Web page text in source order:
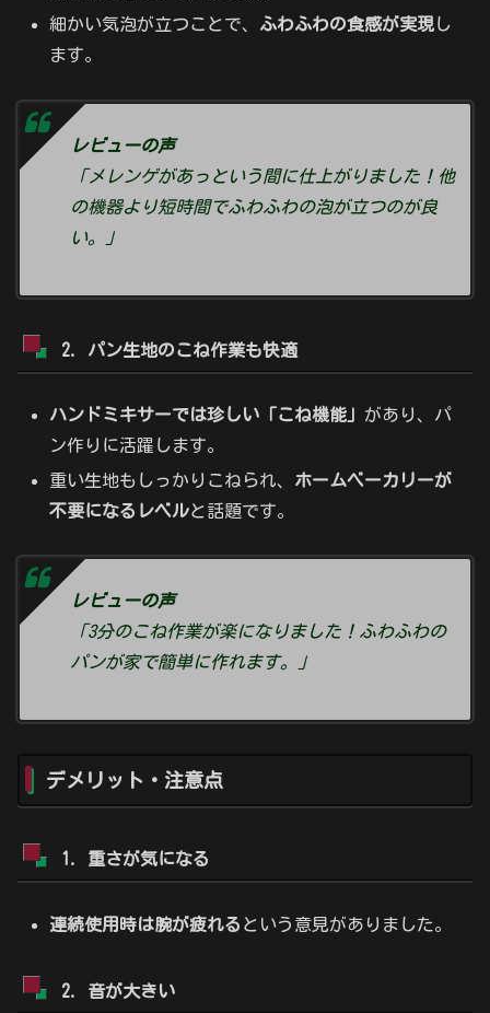
細かい気泡が立つことで、 ふわふわの食感が実現し
ます。
レビューの声
「メレンゲがあっという間に仕上がりました！他
の機器より短時間でふわふわの泡が立つのが良
い。」
2. パン生地のこね作業も快適
ハンドミキサーでは珍しい「こね機能」 があり、パ
ン作りに活躍します。
重い生地もしっかりこねられ、 ホームベーカリーが
不要になるレベルと話題です。
レビューの声
「3分のこね作業が楽になりました！ふわふわの
パンが家で簡単に作れます。」
デメリット・注意点
1. 重さが気になる
連続使用時は腕が疲れる という意見がありました。
2. 音が大きい